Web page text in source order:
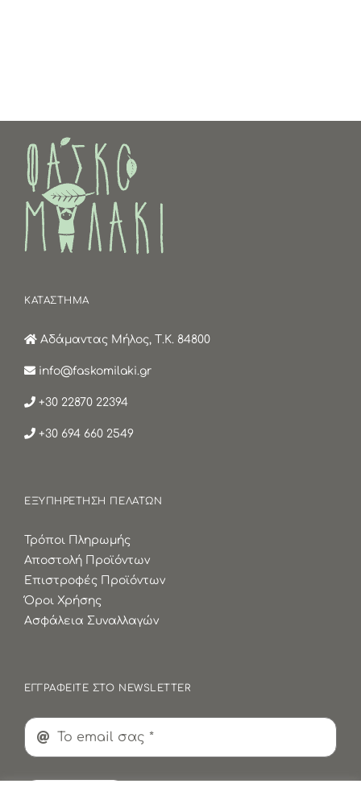
ΚΑΤΑΣΤΗΜΑ
Αδάμαντας Μήλος, Τ.Κ. 84800
info@faskomilaki.gr
+30 22870 22394
+30 694 660 2549
ΕΞΥΠΗΡΕΤΗΣΗ ΠΕΛΑΤΩΝ
Τρόποι Πληρωμής
Αποστολή Προϊόντων
Επιστροφές Προϊόντων
Όροι Χρήσης
Ασφάλεια Συναλλαγών
ΕΓΓΡΑΦΕΙΤΕ ΣΤΟ NEWSLETTER